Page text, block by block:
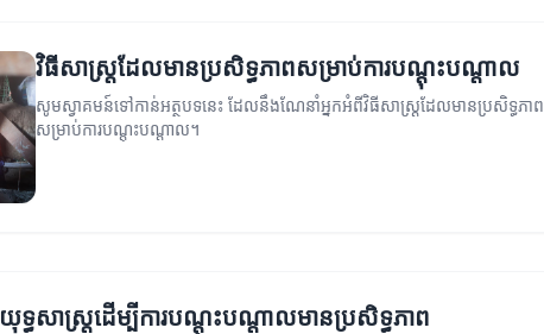
វិធីសាស្ត្រដែលមានប្រសិទ្ធភាពសម្រាប់ការបណ្តុះបណ្តាល
សូមស្វាគមន៍ទៅកាន់អត្ថបទនេះ ដែលនឹងណែនាំអ្នកអំពីវិធីសាស្ត្រដែលមានប្រសិទ្ធភាព
សម្រាប់ការបណ្តុះបណ្តាល។
យុទ្ធសាស្ត្រដើម្បីការបណ្តុះបណ្តាលមានប្រសិទ្ធភាព